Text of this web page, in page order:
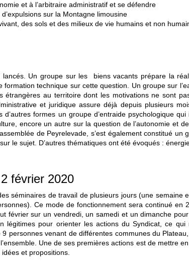
et à l’arbitraire administratif et se défendre
sur la Montagne limousine
des sols et des milieux de vie humains et non
Un groupe sur les biens vacants prépare la
technique sur cette question. Un groupe sur
étrangères au territoire dont les motivations ne sont
et juridique assure déjà depuis plusieurs
formes un groupe d’entraide psychologique
encore un autre sur la question de l’autonomie et
de Peyrelevade, s’est également constitué
le sujet. D’autres thématiques ont été évoqués :
février 2020
séminaires de travail de plusieurs jours (une
Ce mode de fonctionnement sera continué en
février sur un vendredi, un samedi et un dimanche
légitimes pour orienter les actions du Syndicat, ce
personnes venant de différentes communes du
Une de ses premières actions est de mettre
et propositions.